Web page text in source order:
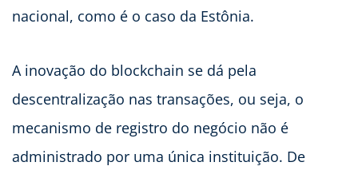
nacional, como é o caso da Estônia.
A inovação do blockchain se dá pela
descentralização nas transações, ou seja, o
mecanismo de registro do negócio não é
administrado por uma única instituição. De